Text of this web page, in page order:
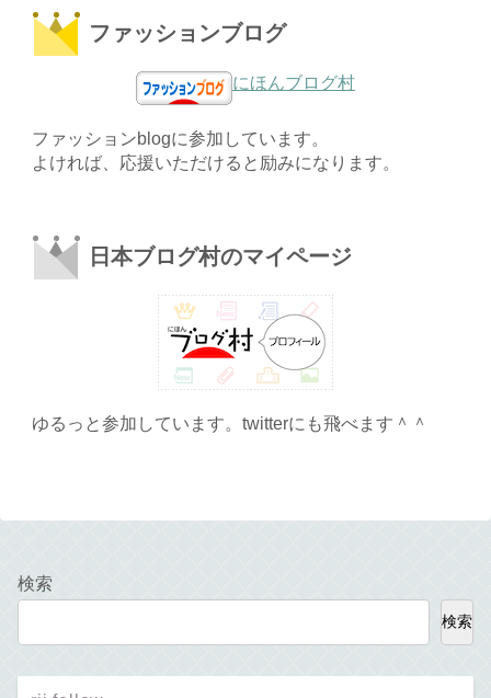
ファッションブログ
にほんブログ村
ファッションblogに参加しています。
よければ、応援いただけると励みになります。
日本ブログ村のマイページ
ゆるっと参加しています。twitterにも飛べます＾＾
検索
検索